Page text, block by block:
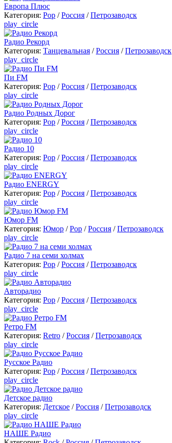
Европа Плюс
Категория: Pop /Россия /Петрозаводск
play_circle
Радио Рекорд
Категория: Танцевальная /Россия /Петрозаводск
play_circle
Пи FM
Категория: Pop /Россия /Петрозаводск
play_circle
Радио Родных Дорог
Категория: Pop /Россия /Петрозаводск
play_circle
Радио 10
Категория: Pop /Россия /Петрозаводск
play_circle
Радио ENERGY
Категория: Pop /Россия /Петрозаводск
play_circle
Юмор FM
Категория: Юмор /Pop /Россия /Петрозаводск
play_circle
Радио 7 на семи холмах
Категория: Pop /Россия /Петрозаводск
play_circle
Авторадио
Категория: Pop /Россия /Петрозаводск
play_circle
Ретро FM
Категория: Retro /Россия /Петрозаводск
play_circle
Русское Радио
Категория: Pop /Россия /Петрозаводск
play_circle
Детское радио
Категория: Детское /Россия /Петрозаводск
play_circle
НАШЕ Радио